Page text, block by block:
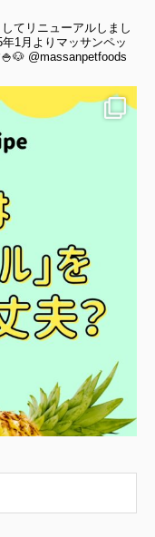
てリニューアルしまし
1月よりマッサンペッ
@massanpetfoods